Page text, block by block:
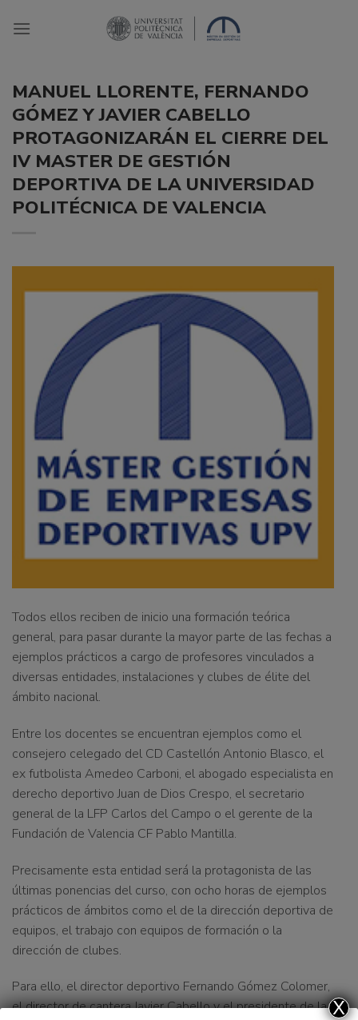
MANUEL LLORENTE, FERNANDO
GÓMEZ Y JAVIER CABELLO
PROTAGONIZARÁN EL CIERRE DEL
IV MASTER DE GESTIÓN
DEPORTIVA DE LA UNIVERSIDAD
POLITÉCNICA DE VALENCIA
Todos ellos reciben de inicio una formación teórica
general, para pasar durante la mayor parte de las fechas a
ejemplos prácticos a cargo de profesores vinculados a
diversas entidades, instalaciones y clubes de élite del
ámbito nacional.
Entre los docentes se encuentran ejemplos como el
consejero celegado del CD Castellón Antonio Blasco, el
ex futbolista Amedeo Carboni, el abogado especialista en
derecho deportivo Juan de Dios Crespo, el secretario
general de la LFP Carlos del Campo o el gerente de la
Fundación de Valencia CF Pablo Mantilla.
Precisamente esta entidad será la protagonista de las
últimas ponencias del curso, con ocho horas de ejemplos
prácticos de ámbitos como el de la dirección deportiva de
equipos, el trabajo con equipos de formación o la
dirección de clubes.
Para ello, el director deportivo Fernando Gómez Colomer,
el director de cantera Javier Cabello y el presidente de la X